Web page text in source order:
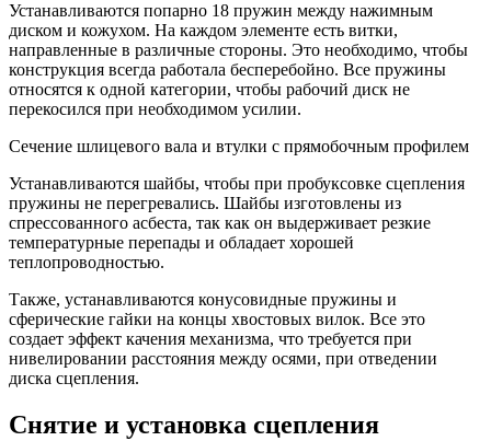
Устанавливаются попарно 18 пружин между нажимным
диском и кожухом. На каждом элементе есть витки,
направленные в различные стороны. Это необходимо, чтобы
конструкция всегда работала бесперебойно. Все пружины
относятся к одной категории, чтобы рабочий диск не
перекосился при необходимом усилии.
Сечение шлицевого вала и втулки с прямобочным профилем
Устанавливаются шайбы, чтобы при пробуксовке сцепления
пружины не перегревались. Шайбы изготовлены из
спрессованного асбеста, так как он выдерживает резкие
температурные перепады и обладает хорошей
теплопроводностью.
Также, устанавливаются конусовидные пружины и
сферические гайки на концы хвостовых вилок. Все это
создает эффект качения механизма, что требуется при
нивелировании расстояния между осями, при отведении
диска сцепления.
Снятие и установка сцепления